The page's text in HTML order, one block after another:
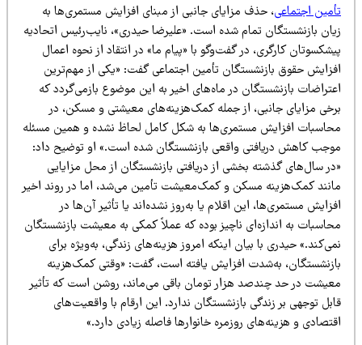
اجتماعی، حذف مزایای جانبی از مبنای افزایش مستمری‌ها به
بازنشستگان تمام شده است. «علیرضا حیدری»، نایب‌رئیس اتحادیه
کارگری، در گفت‌وگو با «پیام ما» در انتقاد از نحوه اعمال
حقوق بازنشستگان تأمین اجتماعی گفت: «یکی از مهم‌ترین
بازنشستگان در ماه‌های اخیر به این موضوع بازمی‌گردد که
مزایای جانبی، از جمله کمک‌هزینه‌های معیشتی و مسکن، در
افزایش مستمری‌ها به شکل کامل لحاظ نشده و همین مسئله
کاهش دریافتی واقعی بازنشستگان شده است.» او توضیح داد:
سال‌های گذشته بخشی از دریافتی بازنشستگان از محل مزایایی
کمک‌هزینه مسکن و کمک‌معیشت تأمین می‌شد، اما در روند اخیر
مستمری‌ها، این اقلام یا به‌روز نشده‌اند یا تأثیر آن‌ها در
به اندازه‌ای ناچیز بوده که عملاً کمکی به معیشت بازنشستگان
حیدری با بیان اینکه امروز هزینه‌های زندگی، به‌ویژه برای
به‌شدت افزایش یافته است، گفت: «وقتی کمک‌هزینه
در حد چندصد هزار تومان باقی می‌ماند، روشن است که تأثیر
توجهی بر زندگی بازنشستگان ندارد. این ارقام با واقعیت‌های
و هزینه‌های روزمره خانوارها فاصله زیادی دارد.»